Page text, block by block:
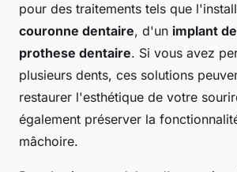
pour des traitements tels que
couronne dentaire, d'un implant
prothese dentaire. Si vous avez
plusieurs dents, ces solutions
restaurer l'esthétique de votre
également préserver la
mâchoire.